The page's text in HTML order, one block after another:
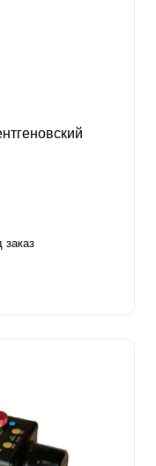
заказ